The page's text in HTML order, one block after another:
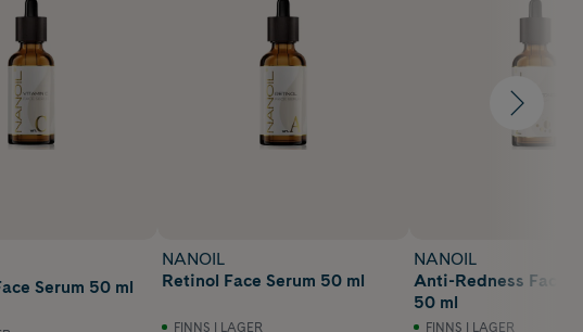
Serum 50 ml
NANOIL
Retinol Face Serum 50 ml
FINNS I LAGER
NANOIL
Anti-Redness Face
50 ml
FINNS I LAGER